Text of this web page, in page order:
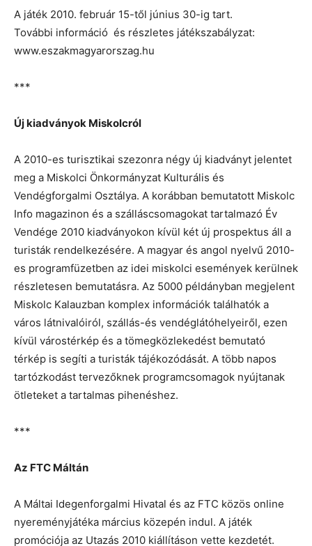
A játék 2010. február 15-től június 30-ig tart.
További információ és részletes játékszabályzat:
www.eszakmagyarorszag.hu
***
Új kiadványok Miskolcról
A 2010-es turisztikai szezonra négy új kiadványt jelentet
meg a Miskolci Önkormányzat Kulturális és
Vendégforgalmi Osztálya. A korábban bemutatott Miskolc
Info magazinon és a szálláscsomagokat tartalmazó Év
Vendége 2010 kiadványokon kívül két új prospektus áll a
turisták rendelkezésére. A magyar és angol nyelvű 2010-
es programfüzetben az idei miskolci események kerülnek
részletesen bemutatásra. Az 5000 példányban megjelent
Miskolc Kalauzban komplex információk találhatók a
város látnivalóiról, szállás-és vendéglátóhelyeiről, ezen
kívül várostérkép és a tömegközlekedést bemutató
térkép is segíti a turisták tájékozódását. A több napos
tartózkodást tervezőknek programcsomagok nyújtanak
ötleteket a tartalmas pihenéshez.
***
Az FTC Máltán
A Máltai Idegenforgalmi Hivatal és az FTC közös online
nyereményjátéka március közepén indul. A játék
promóciója az Utazás 2010 kiállításon vette kezdetét.